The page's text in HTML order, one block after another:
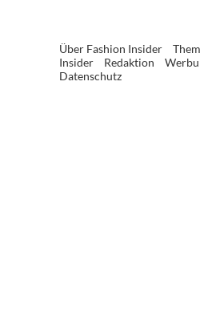
Über Fashion Insider
Insider
Redaktion
Datenschutz